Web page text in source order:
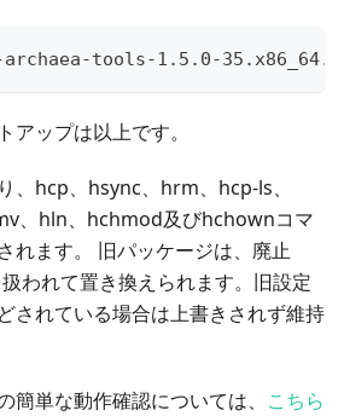
tools-1.5.0-
アップは以上です。
、hcp、hsync、hrm、hcp-ls、
、hln、hchmod及びhchownコマ
れます。 旧パッケージは、廃止
われて置き換えられます。旧設定
されている場合は上書きされず維持
簡単な動作確認については、 こちら